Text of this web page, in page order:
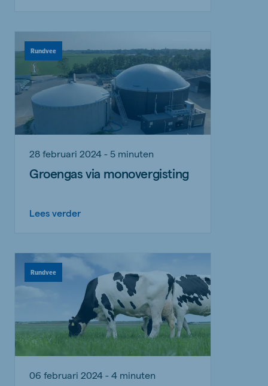
Rundvee
28 februari 2024 - 5 minuten
Groengas via monovergisting
Lees verder
Rundvee
06 februari 2024 - 4 minuten